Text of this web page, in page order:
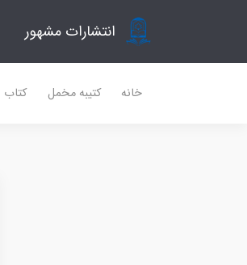
انتشارات مشهور
خانه کتیبه مخمل کتاب